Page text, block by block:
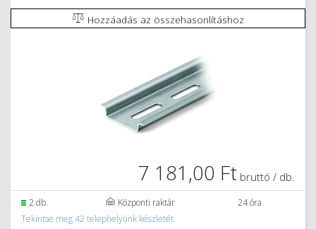
Hozzáadás az összehasonlításhoz
7 181,00 Ft bruttó / db.
2 db. Központi raktár
24 óra
Tekintse meg 42 telephelyünk készletét